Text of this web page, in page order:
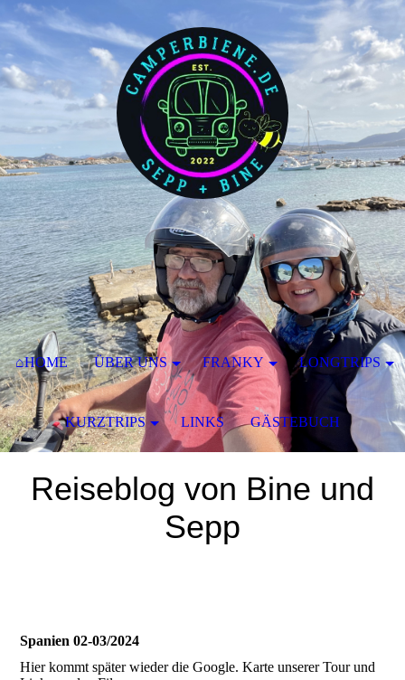
Reiseblog von Bine und
Sepp
Spanien 02-03/2024
Hier kommt später wieder die Google. Karte unserer Tour und
⌂HOME ÜBER UNS FRANKY LONGTRIPS
KURZTRIPS LINKS GÄSTEBUCH